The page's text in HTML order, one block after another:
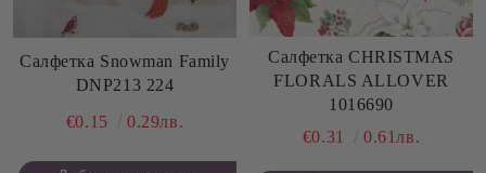
Салфетка Snowman Family
DNP213 224
€0.15 0.29лв.
Салфетка CHRISTMAS
FLORALS ALLOVER
1016690
€0.31
0.61лв.